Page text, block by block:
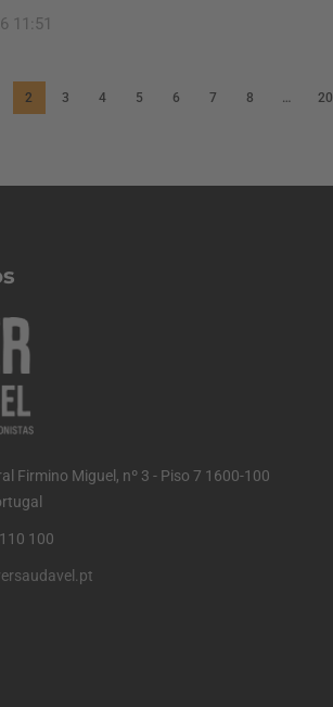
11:51
2 3 4 5 6 7 8 … 20
Firmino Miguel, nº 3 - Piso 7 1600-100
100